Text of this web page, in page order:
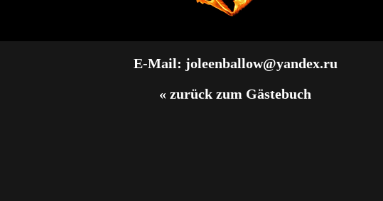
E-Mail: joleenballow@yandex.ru
« zurück zum Gästebuch